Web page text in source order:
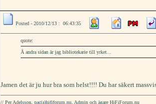
Posted - 2010/12/13 : 06:43:35
quote:
Å andra sidan är jag bibliotekarie till yrket...
Jamen det är ju hur bra som helst!!!! Du har säkert
// Per Adelsson, pac(a)hififorum.nu, Admin och ägare HiFiForum.nu